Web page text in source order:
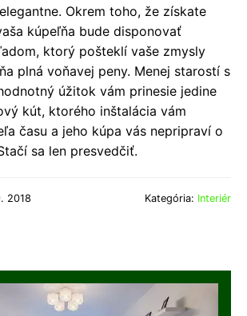
Okrem toho, že získate
kúpeľňa bude disponovať
ktorý pošteklí vaše zmysly
plná voňavej peny. Menej starostí s
úžitok vám prinesie jedine
kút, ktorého inštalácia vám
času a jeho kúpa vás nepripraví o
sa len presvedčiť.
2018 Kategória: Interiér